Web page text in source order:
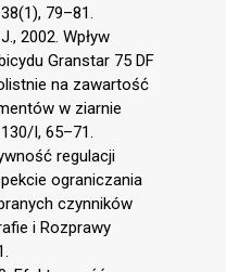
79–81.
2002. Wpływ
Granstar 75 DF
na zawartość
w ziarnie
I, 65–71.
regulacji
ograniczania
czynników
i Rozprawy